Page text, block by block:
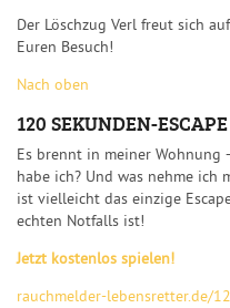
Der Löschzug Verl freut sich auf
Euren Besuch!
Nach oben
120 SEKUNDEN-
Es brennt in meiner Wohnung
habe ich? Und was nehme ich
ist vielleicht das einzige
echten Notfalls ist!
Jetzt kostenlos spielen!
rauchmelder-lebensretter.de/